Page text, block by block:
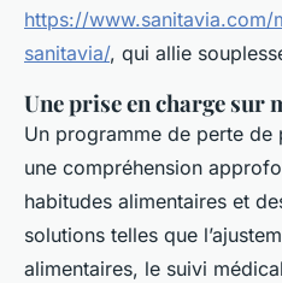
https://www.sanitavia.com/
sanitavia/, qui allie
Une prise en charge sur
Un programme de perte de
une compréhension
habitudes alimentaires et
solutions telles que
alimentaires, le suivi